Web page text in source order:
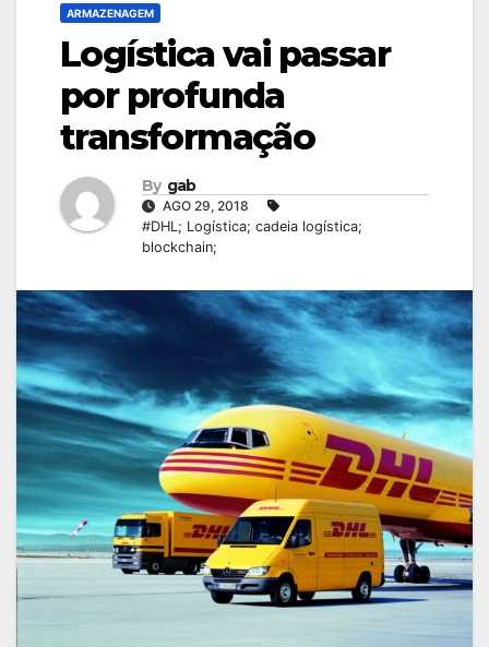
ARMAZENAGEM
Logística vai passar
por profunda
transformação
By gab
AGO 29, 2018
#DHL; Logística; cadeia logística;
blockchain;